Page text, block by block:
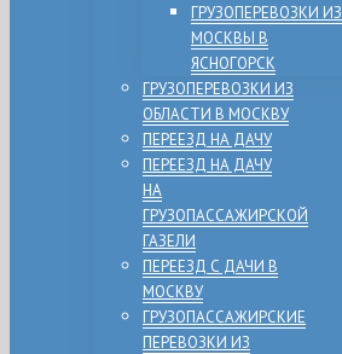
ГРУЗОПЕРЕВОЗКИ ИЗ
МОСКВЫ В
ЯСНОГОРСК
ГРУЗОПЕРЕВОЗКИ ИЗ
ОБЛАСТИ В МОСКВУ
ПЕРЕЕЗД НА ДАЧУ
ПЕРЕЕЗД НА ДАЧУ
НА
ГРУЗОПАССАЖИРСКОЙ
ГАЗЕЛИ
ПЕРЕЕЗД С ДАЧИ В
МОСКВУ
ГРУЗОПАССАЖИРСКИЕ
ПЕРЕВОЗКИ ИЗ